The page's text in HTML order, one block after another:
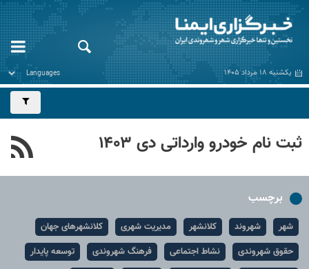
یکشنبه ۱۸ مرداد ۱۴۰۵
ثبت نام خودرو وارداتی دی ۱۴۰۳
برچسب
شهر شهروند کلانشهر مدیریت شهری
کلانشهرهای جهان
حقوق شهروندی
نشاط اجتماعی فرهنگ شهروندی
توسعه پایدار